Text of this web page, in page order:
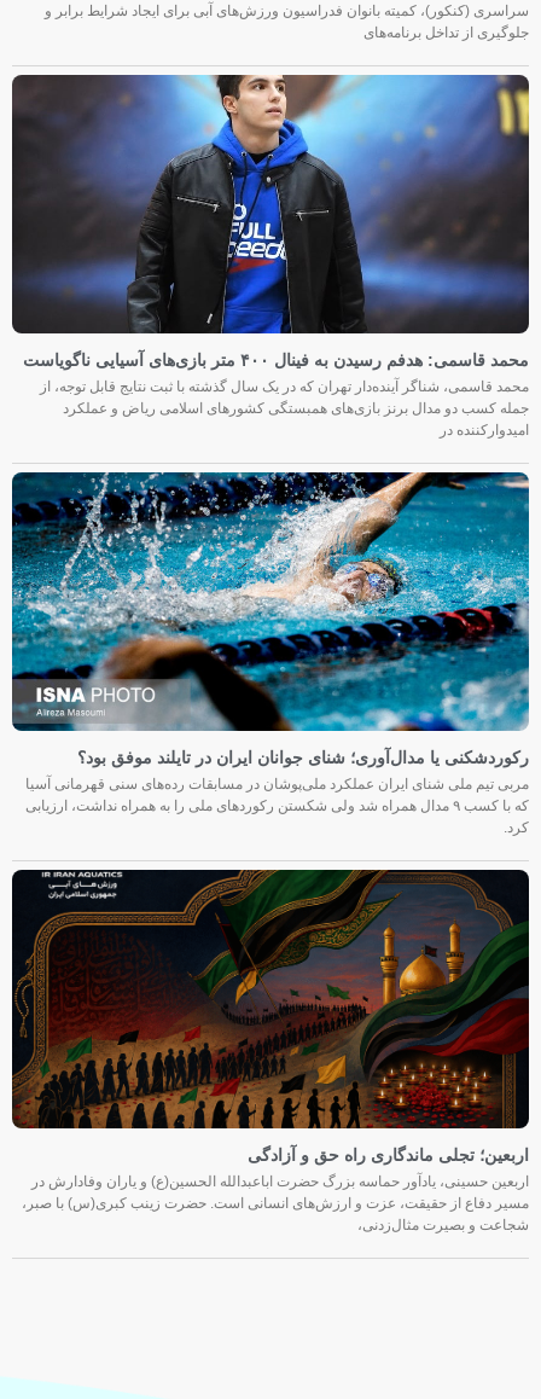
سراسری (کنکور)، کمیته بانوان فدراسیون ورزش‌های آبی برای ایجاد شرایط برابر و
جلوگیری از تداخل برنامه‌های
محمد قاسمی: هدفم رسیدن به فینال ۴۰۰ متر بازی‌های آسیایی ناگویاست
محمد قاسمی، شناگر آینده‌دار تهران که در یک سال گذشته با ثبت نتایج قابل توجه، از
جمله کسب دو مدال برنز بازی‌های همبستگی کشورهای اسلامی ریاض و عملکرد
امیدوارکننده در
رکوردشکنی یا مدال‌آوری؛ شنای جوانان ایران در تایلند موفق بود؟
مربی تیم ملی شنای ایران عملکرد ملی‌پوشان در مسابقات رده‌های سنی قهرمانی آسیا
که با کسب ۹ مدال همراه شد ولی شکستن رکوردهای ملی را به همراه نداشت، ارزیابی
کرد.
اربعین؛ تجلی ماندگاری راه حق و آزادگی
اربعین حسینی، یادآور حماسه بزرگ حضرت اباعبدالله الحسین(ع) و یاران وفادارش در
مسیر دفاع از حقیقت، عزت و ارزش‌های انسانی است. حضرت زینب کبری(س) با صبر،
شجاعت و بصیرت مثال‌زدنی،